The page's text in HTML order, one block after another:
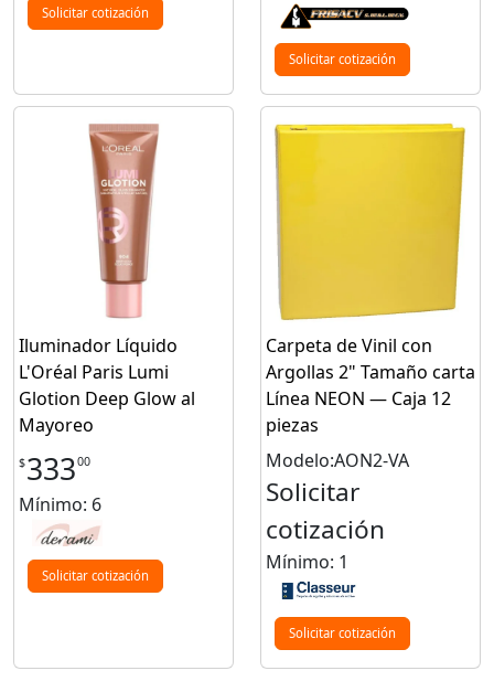
Solicitar cotización
Solicitar cotización
Iluminador Líquido
L'Oréal Paris Lumi
Glotion Deep Glow al
Mayoreo
$33300
Mínimo: 6
Solicitar cotización
Carpeta de Vinil con
Argollas 2" Tamaño carta
Línea NEON — Caja 12
piezas
Modelo:AON2-VA
Solicitar
cotización
Mínimo: 1
Solicitar cotización